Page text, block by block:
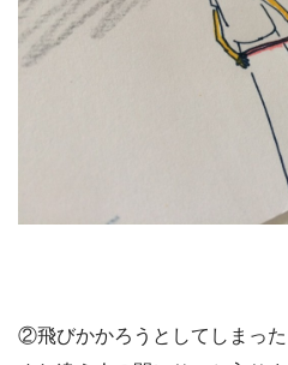
②飛びかかろうとしてしまっ